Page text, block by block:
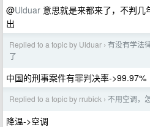
@Ulduar 意思就是来都来了，不判
出
Replied to a topic by Ulduar › 有没有学法
了
中国的刑事案件有罪判决率->99.97%
Replied to a topic by rrubick › 不用空调，
降温->空调